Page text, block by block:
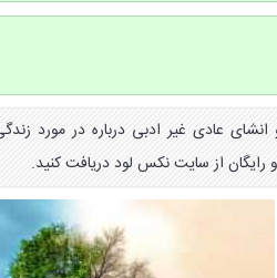
عادی غیر ادبی درباره در مورد
از سایت نکس لود دریافت کنید.